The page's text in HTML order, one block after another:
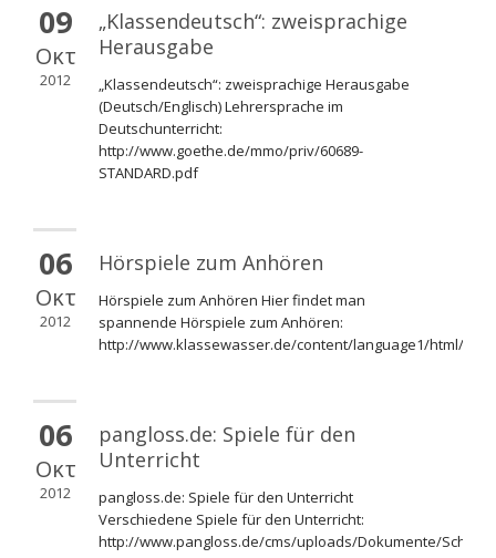
09
Οκτ
2012
„Klassendeutsch“: zweisprachige
Herausgabe
„Klassendeutsch“: zweisprachige Herausgabe
(Deutsch/Englisch) Lehrersprache im
Deutschunterricht:
http://www.goethe.de/mmo/priv/60689-
STANDARD.pdf
06
Οκτ
2012
Hörspiele zum Anhören
Hörspiele zum Anhören Hier findet man
spannende Hörspiele zum Anhören:
http://www.klassewasser.de/content/language1/html/
06
Οκτ
2012
pangloss.de: Spiele für den
Unterricht
pangloss.de: Spiele für den Unterricht
Verschiedene Spiele für den Unterricht:
http://www.pangloss.de/cms/uploads/Dokumente/